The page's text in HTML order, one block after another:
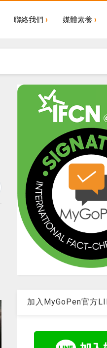
聯絡我們 媒體素養
加入MyGoPen官方